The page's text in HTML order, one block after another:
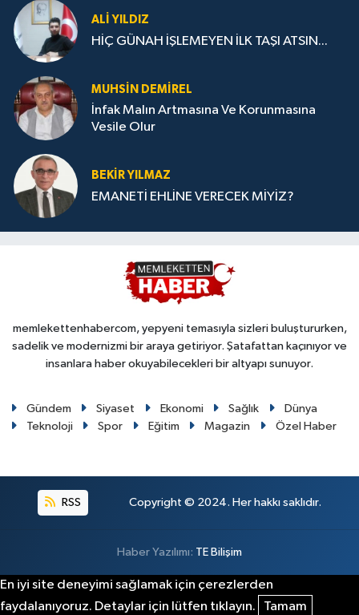
ALI YILDIZ
HİÇ GÜNAH İŞLEMEYEN İLK TAŞI ATSIN...
MUHSIN DEMIREL
İnfak Malın Artmasına Ve Korunmasına
Vesile Olur
BEKIR YILMAZ
EMANETİ EHLİNE VERECEK MİYİZ?
memlekettenhabercom, yepyeni temasıyla sizleri buluştururken,
sadelik ve modernizmi bir araya getiriyor. Şatafattan kaçınıyor ve
insanlara haber okuyabilecekleri bir altyapı sunuyor.
Gündem Siyaset Ekonomi Sağlık
Dünya
Teknoloji
Spor Eğitim Magazin Özel Haber
RSS Copyright © 2024. Her hakkı saklıdır.
Haber Yazılımı: TE Bilişim
En iyi site deneyimi sağlamak için çerezlerden
faydalanıyoruz. Detaylar için lütfen tıklayın.
Tamam